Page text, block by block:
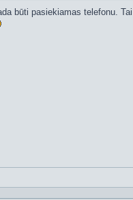
būti pasiekiamas telefonu.